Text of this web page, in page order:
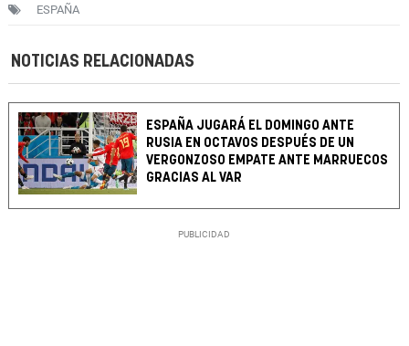
ESPAÑA
NOTICIAS RELACIONADAS
ESPAÑA JUGARÁ EL DOMINGO ANTE
RUSIA EN OCTAVOS DESPUÉS DE UN
VERGONZOSO EMPATE ANTE MARRUECOS
GRACIAS AL VAR